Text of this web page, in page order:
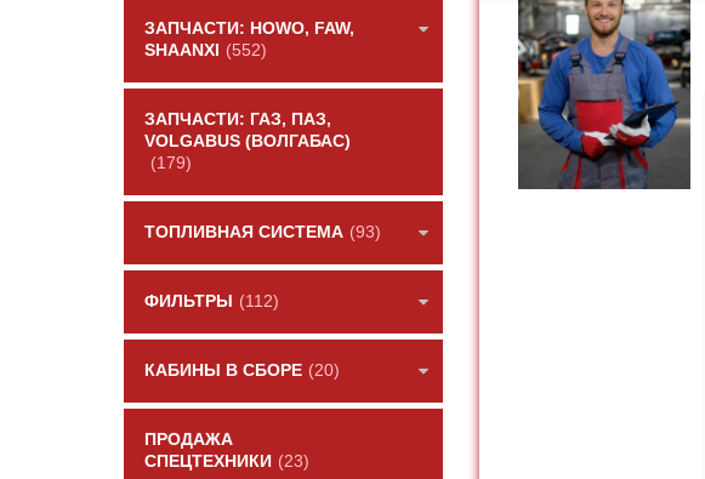
ЗАПЧАСТИ: HOWO, FAW,
SHAANXI
(552)
ЗАПЧАСТИ: ГАЗ, ПАЗ,
VOLGABUS (ВОЛГАБАС)
(179)
ТОПЛИВНАЯ СИСТЕМА (93)
ФИЛЬТРЫ (112)
КАБИНЫ В СБОРЕ (20)
ПРОДАЖА
СПЕЦТЕХНИКИ (23)